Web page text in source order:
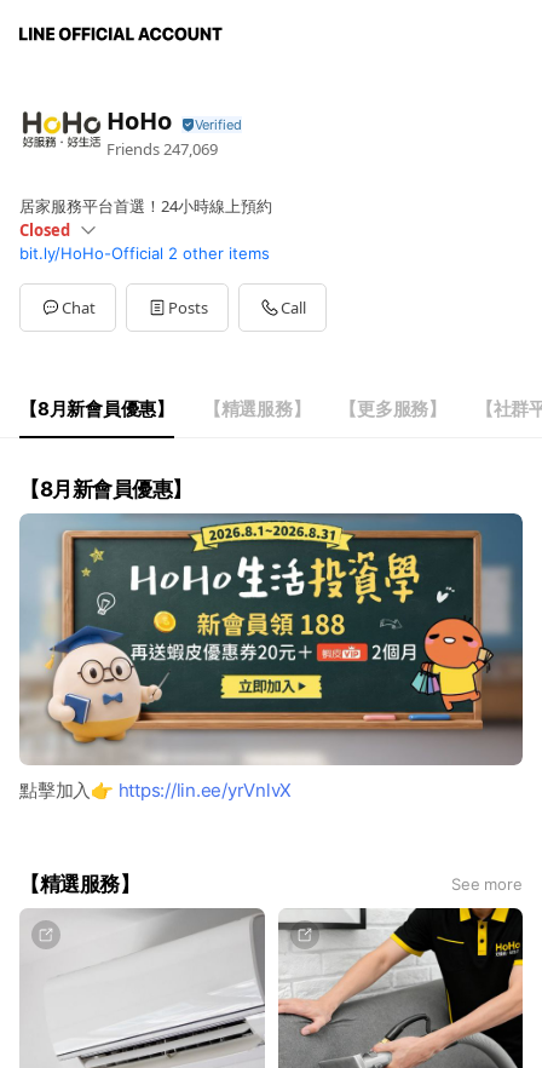
HoHo
Friends 247,069
居家服務平台首選！24小時線上預約
Closed
SunClosed
Mon09:00 - 18:00
Tue09:00 - 18:00
Wed09:00 - 18:00
Sat
Closed
【逢國定假日休息】
bit.ly/HoHo-Official 2 other items
Chat Posts Call
【8月新會員優惠】 【精選服務】 【更多服務】 【社群
【8月新會員優惠】
點擊加入👉 https://lin.ee/yrVnlvX
【精選服務】 See more